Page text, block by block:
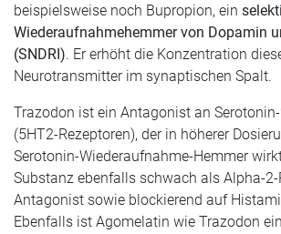
beispielsweise noch Bupropion, ein
Wiederaufnahmehemmer von Dopamin
(SNDRI). Er erhöht die Konzentration
Neurotransmitter im synaptischen Spalt.
Trazodon ist ein Antagonist an
(5HT2-Rezeptoren), der in höherer
Serotonin-Wiederaufnahme-Hemmer
Substanz ebenfalls schwach als Alpha-2-
Antagonist sowie blockierend auf
Ebenfalls ist Agomelatin wie Trazodon ein